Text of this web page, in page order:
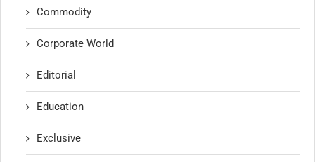
Commodity
Corporate World
Editorial
Education
Exclusive